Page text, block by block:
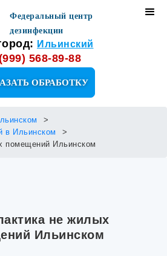
Федеральный центр
дезинфекции
Ильинский
568-89-88
ОБРАБОТКУ
в Ильинском
помещений Ильинском
не жилых
Ильинском